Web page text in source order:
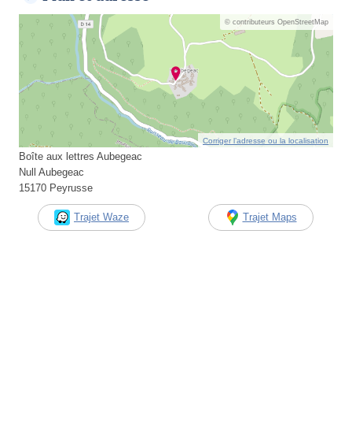
© contributeurs OpenStreetMap
Corriger l’adresse ou la localisation
Boîte aux lettres Aubegeac
Null Aubegeac
15170 Peyrusse
Trajet Waze Trajet Maps